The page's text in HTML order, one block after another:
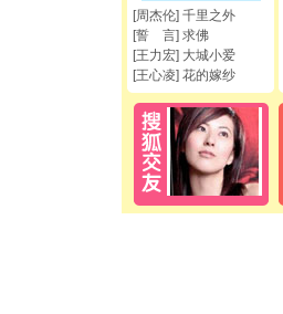
[周杰伦] 千里之外
[誓 言] 求佛
[王力宏] 大城小爱
[王心凌] 花的嫁纱